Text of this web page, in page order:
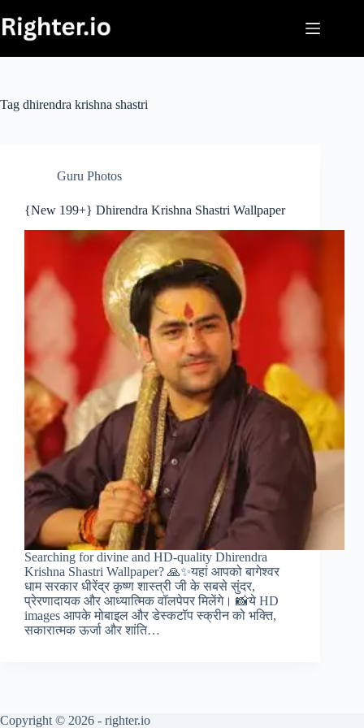
to
content
Tag dhirendra krishna shastri
Guru Photos
{New 199+} Dhirendra Krishna Shastri Wallpaper
Searching for divine and HD-quality Dhirendra
Krishna Shastri Wallpaper? 🙏✨यहां आपको बागेश्वर
धाम सरकार धीरेंद्र कृष्ण शास्त्री जी के सबसे सुंदर,
प्रेरणादायक और आध्यात्मिक वॉलपेपर मिलेंगे। 📸ये HD
images आपके मोबाइल और डेस्कटॉप स्क्रीन को भक्ति,
सकारात्मक ऊर्जा और शांति…
Copyright © 2026 - righter.io